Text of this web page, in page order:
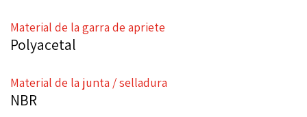
Material de la garra de apriete
Polyacetal
Material de la junta / selladura
NBR